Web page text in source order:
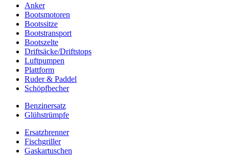
Anker
Bootsmotoren
Bootssitze
Bootstransport
Bootszelte
Driftsäcke/Driftstops
Luftpumpen
Plattform
Ruder & Paddel
Schöpfbecher
Benzinersatz
Glühstrümpfe
Ersatzbrenner
Fischgriller
Gaskartuschen